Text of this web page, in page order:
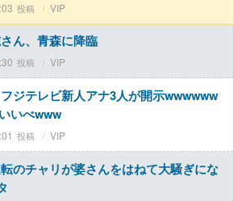
VIP
ん、青森に降臨
VIP
フジテレビ新人アナ3人が開示wwwwww
いべwww
VIP
のチャリが婆さんをはねて大騒ぎにな